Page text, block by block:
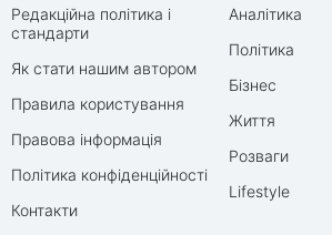
Редакційна політика і
стандарти
Як стати нашим автором
Правила користування
Правова інформація
Політика конфіденційності
Контакти
Аналітика
Політика
Бізнес
Життя
Розваги
Lifestyle